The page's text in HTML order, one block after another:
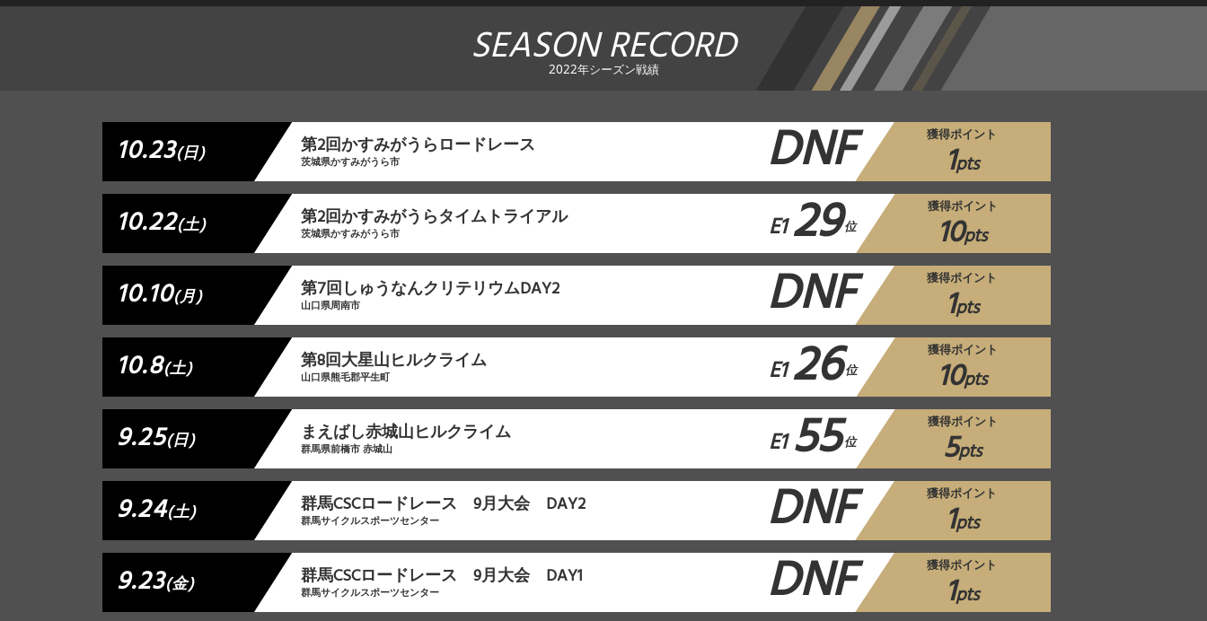
SEASON RECORD
2022年シーズン戦績
10.23(日) 第2回かすみがうらロードレース
茨城県かすみがうら市 DNF 獲得ポイント
1pts
10.22(土) 第2回かすみがうらタイムトライアル
茨城県かすみがうら市 E129 位
獲得ポイント
10pts
10.10(月) 第7回しゅうなんクリテリウムDAY2
山口県周南市 DNF 獲得ポイント
1pts
10.8(土) 第8回大星山ヒルクライム
山口県熊毛郡平生町 E126位
獲得ポイント
10pts
9.25(日) まえばし赤城山ヒルクライム
群馬県前橋市 赤城山 E1 55 位
獲得ポイント
5pts
9.24(土) 群馬CSCロードレース 9月大会 DAY2
群馬サイクルスポーツセンター DNF 獲得ポイント
1pts
9.23(金) 群馬CSCロードレース 9月大会 DAY1
群馬サイクルスポーツセンター DNF 獲得ポイント
1pts